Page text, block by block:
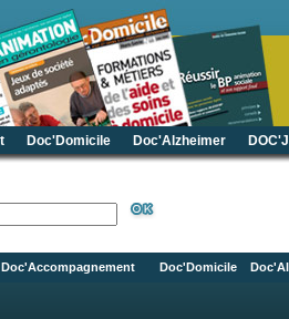
Doc'Domicile Doc'Alzheimer
Doc'Accompagnement Doc'Domicile